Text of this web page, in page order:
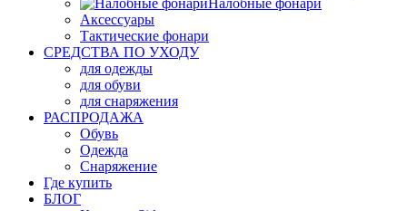
Налобные фонари
Аксессуары
Тактические фонари
СРЕДСТВА ПО УХОДУ
для одежды
для обуви
для снаряжения
РАСПРОДАЖА
Обувь
Одежда
Снаряжение
Где купить
БЛОГ